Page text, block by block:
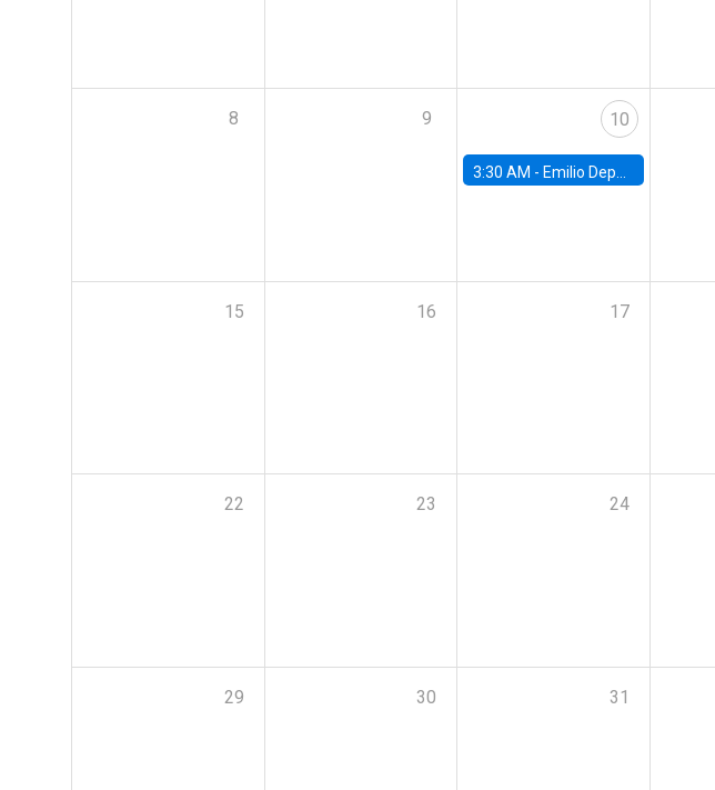
8 9 10
3:30 AM - Emilio Depetris-Chauvín, Universidad Católica
15 16 17
22 23 24
29 30 31